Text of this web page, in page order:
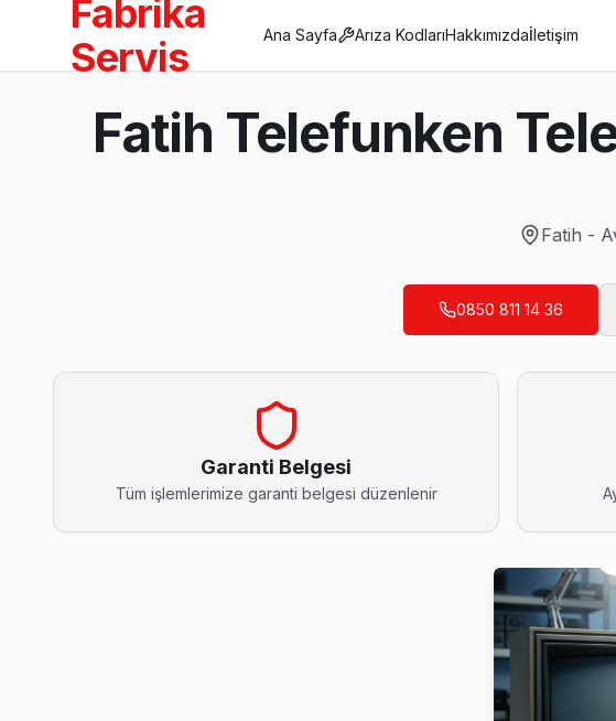
Telefunken
Fatih'da Mahalle Mahalle Telefunken TV Servis
Aksaray mahallesi Telefunken TV teknisyeniniz ortalama 90 dakikada
Akşemsettin Telefunken Servis
Akşemsettin mahallesi Telefunken TV teknisyeniniz ortalama 90 dakikada
Telefunken TV HDMI port arızası Alemdar adresine gelen ekibimizin
Fabrika
Servis
Ana Sayfa Arıza KodlarıHakkımızdaİletişim
Fatih Telefunken
Fatih -
0850 811 14 36
Garanti Belgesi
Tüm işlemlerimize garanti belgesi düzenlenir